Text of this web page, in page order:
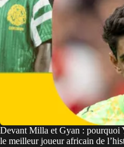
Devant Milla et Gyan : pourquoi
le meilleur joueur africain de